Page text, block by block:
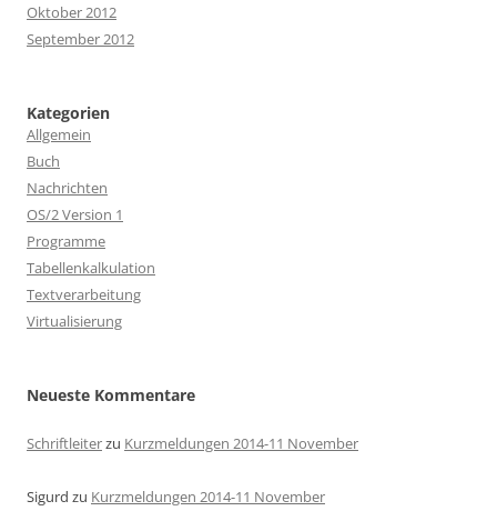
Oktober 2012
September 2012
Kategorien
Allgemein
Buch
Nachrichten
OS/2 Version 1
Programme
Tabellenkalkulation
Textverarbeitung
Virtualisierung
Neueste Kommentare
Schriftleiterzu Kurzmeldungen 2014-11 November
Sigurd zu Kurzmeldungen 2014-11 November